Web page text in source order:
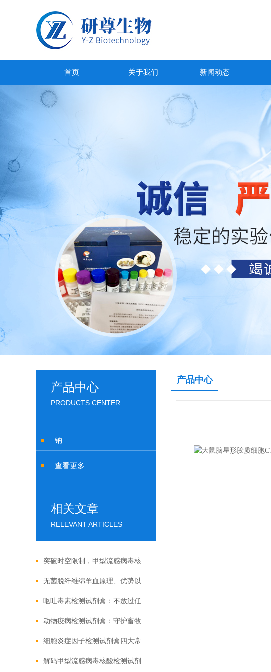
首页 关于我们 新闻动态
产品中心
PRODUCTS CENTER
钠
查看更多
相关文章
RELEVANT ARTICLES
突破时空限制，甲型流感病毒核酸检测试剂盒的应用与发展
无菌脱纤维绵羊血原理、优势以及应用前景
呕吐毒素检测试剂盒：不放过任何微量毒素隐患
动物疫病检测试剂盒：守护畜牧业健康
细胞炎症因子检测试剂盒四大常见问题解决办法
解码甲型流感病毒核酸检测试剂盒奥秘，精准锁定病毒
产品中心